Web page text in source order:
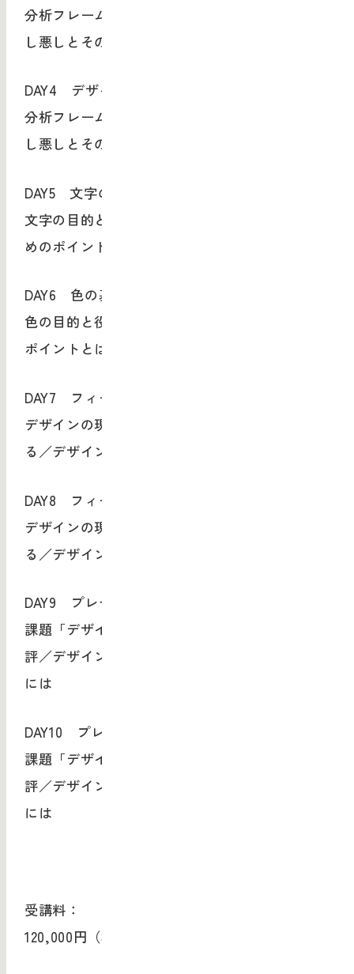
分析フレームによる事例の考察／デザインの良
し悪しとその理由を考える
DAY4 デザインの読み解き2
分析フレームによる事例の考察／デザインの良
し悪しとその理由を考える
DAY5 文字の基本
文字の目的と役割／文字のデザインを考えるた
めのポイントとは
DAY6 色の基本
色の目的と役割／色のデザインを考えるための
ポイントとは
DAY7 フィールドワーク
デザインの現場へ足を運ぶ／デザインを観察す
る／デザインの体験価値／課題の発見
DAY8 フィールドワーク
デザインの現場へ足を運ぶ／デザインを観察す
る／デザインの体験価値／課題の発見
DAY9 プレゼンテーション
課題「デザイン感性体験」レポートの発表・講
評／デザインリテラシーあるリーダーを目指す
には
DAY10 プレゼンテーション
課題「デザイン感性体験」レポートの発表・講
評／デザインリテラシーあるリーダーを目指す
には
受講料：
120,000円（税込み）